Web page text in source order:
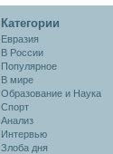
Категории
Евразия
В России
Популярное
В мире
Образование и Наука
Спорт
Анализ
Интервью
Злоба дня